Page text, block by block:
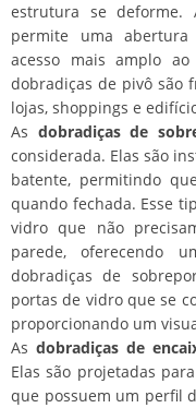
estrutura se deforme.
permite uma
acesso mais amplo
dobradiças de pivô são
lojas, shoppings e
As dobradiças de
considerada. Elas são
batente, permitindo
quando fechada. Esse
vidro que não
parede, oferecendo
dobradiças de
portas de vidro que se
proporcionando um
As dobradiças de
Elas são projetadas
que possuem um perfil